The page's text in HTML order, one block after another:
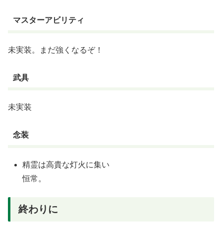
マスターアビリティ
未実装。まだ強くなるぞ！
武具
未実装
念装
精霊は高貴な灯火に集い
恒常。
終わりに